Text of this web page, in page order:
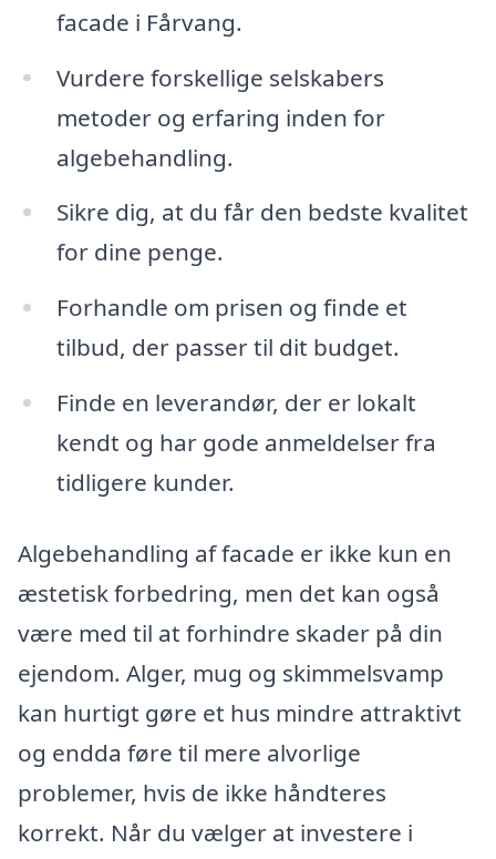
facade i Fårvang.
Vurdere forskellige selskabers
metoder og erfaring inden for
algebehandling.
Sikre dig, at du får den bedste kvalitet
for dine penge.
Forhandle om prisen og finde et
tilbud, der passer til dit budget.
Finde en leverandør, der er lokalt
kendt og har gode anmeldelser fra
tidligere kunder.
Algebehandling af facade er ikke kun en
æstetisk forbedring, men det kan også
være med til at forhindre skader på din
ejendom. Alger, mug og skimmelsvamp
kan hurtigt gøre et hus mindre attraktivt
og endda føre til mere alvorlige
problemer, hvis de ikke håndteres
korrekt. Når du vælger at investere i